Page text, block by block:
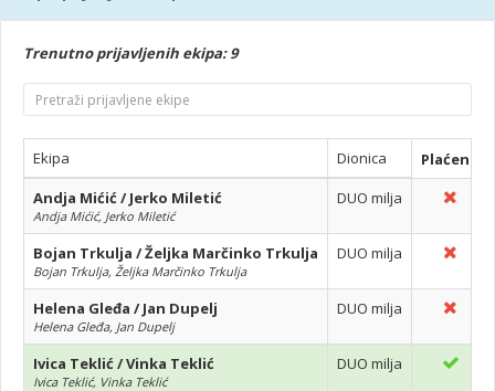
Trenutno prijavljenih ekipa: 9
Ekipa Dionica
Plaćeno
Andja Mićić / Jerko Miletić
Andja Mićić, Jerko Miletić
DUO milja
Bojan Trkulja / Željka Marčinko Trkulja
Bojan Trkulja, Željka Marčinko Trkulja
DUO milja
Helena Gleđa / Jan Dupelj
Helena Gleđa, Jan Dupelj
DUO milja
Ivica Teklić / Vinka Teklić
Ivica Teklić, Vinka Teklić
DUO milja